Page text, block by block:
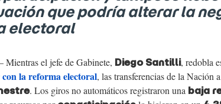
que podría alterar la
electoral
el jefe de Gabinete, Diego Santilli, redobla
la reforma electoral, las transferencias de la Nación
. Los giros no automáticos registraron una baja